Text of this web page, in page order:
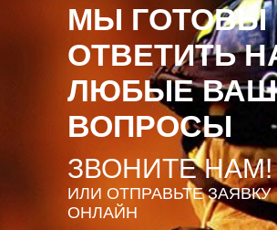
МЫ ГОТОВЫ
ОТВЕТИТЬ
ЛЮБЫЕ
ВОПРОСЫ
ЗВОНИТЕ НАМ!
ИЛИ ОТПРАВЬТЕ ЗАЯВКУ
ОНЛАЙН